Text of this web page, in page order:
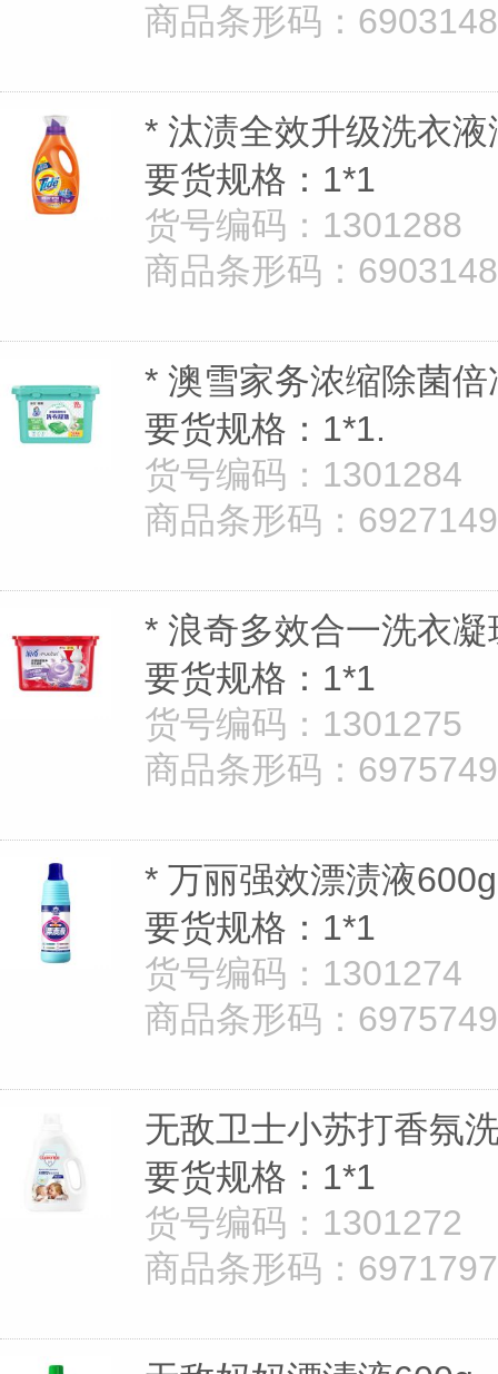
商品条形码：
* 汰渍全效升级洗衣
要货规格：1*1
货号编码：1301288
商品条形码：
* 澳雪家务浓缩除菌
要货规格：1*1.
货号编码：1301284
商品条形码：
* 浪奇多效合一洗衣
要货规格：1*1
货号编码：1301275
商品条形码：
* 万丽强效漂渍液600g
要货规格：1*1
货号编码：1301274
商品条形码：
无敌卫士小苏打香氛
要货规格：1*1
货号编码：1301272
商品条形码：